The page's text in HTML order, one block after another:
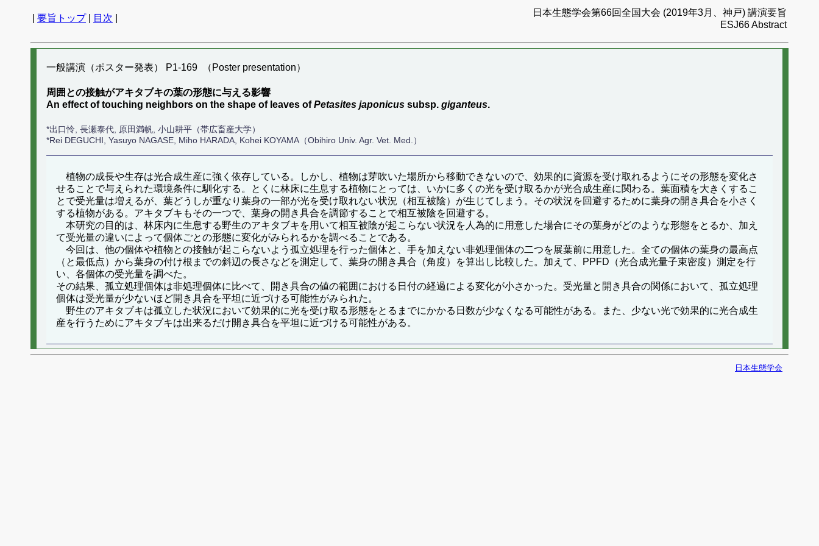
要旨トップ| 目次
日本生態学会第66回全国大会 (2019年3月、神戸) 講演要旨
ESJ66 Abstract
一般講演（ポスター発表） P1-169 （Poster presentation）
周囲との接触がアキタブキの葉の形態に与える影響
An effect of touching neighbors on the shape of leaves ofPetasites japonicus subsp. giganteus.
*出口怜, 長瀬泰代, 原田満帆, 小山耕平（帯広畜産大学）
*Rei DEGUCHI, Yasuyo NAGASE, Miho HARADA, Kohei KOYAMA（Obihiro Univ. Agr. Vet. Med.）
植物の成長や生存は光合成生産に強く依存している。しかし、植物は芽吹いた場所から移動できないので、効果的に資源を受け取れるようにその形態を変化さ
せることで与えられた環境条件に馴化する。とくに林床に生息する植物にとっては、いかに多くの光を受け取るかが光合成生産に関わる。葉面積を大きくするこ
とで受光量は増えるが、葉どうしが重なり葉身の一部が光を受け取れない状況（相互被陰）が生じてしまう。その状況を回避するために葉身の開き具合を小さく
する植物がある。アキタブキもその一つで、葉身の開き具合を調節することで相互被陰を回避する。
本研究の目的は、林床内に生息する野生のアキタブキを用いて相互被陰が起こらない状況を人為的に用意した場合にその葉身がどのような形態をとるか、加え
て受光量の違いによって個体ごとの形態に変化がみられるかを調べることである。
今回は、他の個体や植物との接触が起こらないよう孤立処理を行った個体と、手を加えない非処理個体の二つを展葉前に用意した。全ての個体の葉身の最高点
（と最低点）から葉身の付け根までの斜辺の長さなどを測定して、葉身の開き具合（角度）を算出し比較した。加えて、PPFD（光合成光量子束密度）測定を行
い、各個体の受光量を調べた。
その結果、孤立処理個体は非処理個体に比べて、開き具合の値の範囲における日付の経過による変化が小さかった。受光量と開き具合の関係において、孤立処理
個体は受光量が少ないほど開き具合を平坦に近づける可能性がみられた。
野生のアキタブキは孤立した状況において効果的に光を受け取る形態をとるまでにかかる日数が少なくなる可能性がある。また、少ない光で効果的に光合成生
産を行うためにアキタブキは出来るだけ開き具合を平坦に近づける可能性がある。
日本生態学会